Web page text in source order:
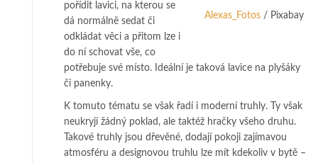
Alexas_Fotos / Pixabay
pořídit lavici, na kterou se
dá normálně sedat či
odkládat věci a přitom lze i
do ní schovat vše, co
potřebuje své místo. Ideální je taková lavice na plyšáky
či panenky.
K tomuto tématu se však řadí i moderní truhly. Ty však
neukryjí žádný poklad, ale taktéž hračky všeho druhu.
Takové truhly jsou dřevěné, dodají pokoji zajímavou
atmosféru a designovou truhlu lze mít kdekoliv v bytě –